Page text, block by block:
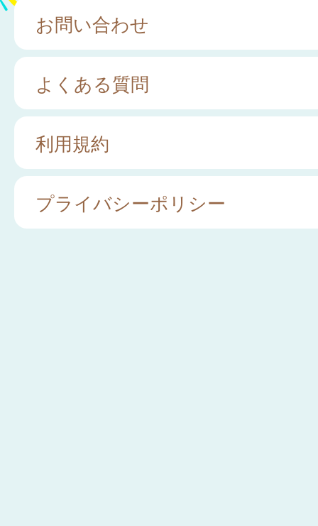
お問い合わせ
よくある質問
利用規約
プライバシーポリシー